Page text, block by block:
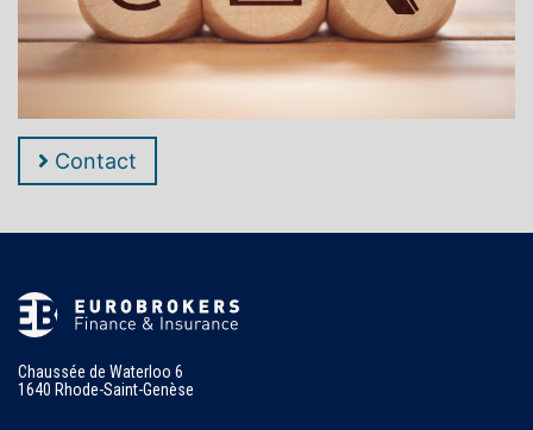
Contact
Chaussée de Waterloo 6
1640 Rhode-Saint-Genèse